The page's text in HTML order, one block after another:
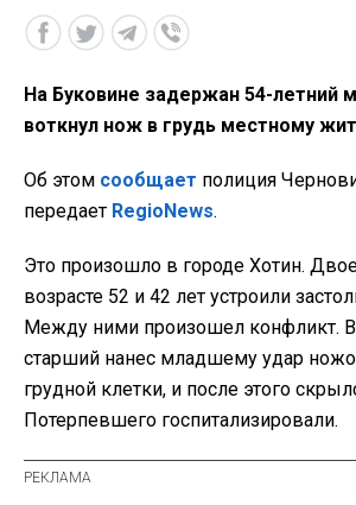
На Буковине задержан 54-летний
воткнул нож в грудь местному
Об этом сообщает полиция
передает RegioNews.
Это произошло в городе Хотин.
возрасте 52 и 42 лет устроили
Между ними произошел конфликт.
старший нанес младшему удар
грудной клетки, и после этого
Потерпевшего госпитализировали.